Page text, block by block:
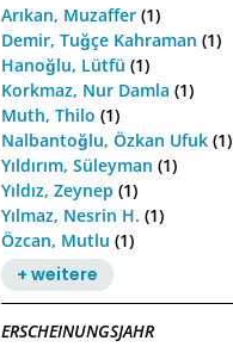
Arıkan, Muzaffer (1)
Demir, Tuğçe Kahraman (1)
Hanoğlu, Lütfü (1)
Korkmaz, Nur Damla (1)
Muth, Thilo (1)
Nalbantoğlu, Özkan Ufuk (1)
Yıldırım, Süleyman (1)
Yıldız, Zeynep (1)
Yılmaz, Nesrin H. (1)
Özcan, Mutlu (1)
+ weitere
ERSCHEINUNGSJAHR